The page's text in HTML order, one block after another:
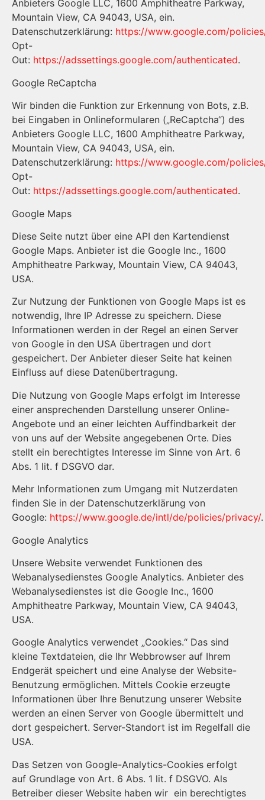
Anbieters Google LLC, 1600 Amphitheatre Parkway,
Mountain View, CA 94043, USA, ein.
Datenschutzerklärung: https://www.google.com/
Opt-
Out: https://adssettings.google.com/authenticated.
Google ReCaptcha
Wir binden die Funktion zur Erkennung von Bots, z.B.
bei Eingaben in Onlineformularen („ReCaptcha“) des
Anbieters Google LLC, 1600 Amphitheatre Parkway,
Mountain View, CA 94043, USA, ein.
Datenschutzerklärung: https://www.google.com/
Opt-
Out: https://adssettings.google.com/authenticated.
Google Maps
Diese Seite nutzt über eine API den Kartendienst
Google Maps. Anbieter ist die Google Inc., 1600
Amphitheatre Parkway, Mountain View, CA 94043,
USA.
Zur Nutzung der Funktionen von Google Maps ist es
notwendig, Ihre IP Adresse zu speichern. Diese
Informationen werden in der Regel an einen Server
von Google in den USA übertragen und dort
gespeichert. Der Anbieter dieser Seite hat keinen
Einfluss auf diese Datenübertragung.
Die Nutzung von Google Maps erfolgt im Interesse
einer ansprechenden Darstellung unserer Online-
Angebote und an einer leichten Auffindbarkeit der
von uns auf der Website angegebenen Orte. Dies
stellt ein berechtigtes Interesse im Sinne von Art. 6
Abs. 1 lit. f DSGVO dar.
Mehr Informationen zum Umgang mit Nutzerdaten
finden Sie in der Datenschutzerklärung von
Google: https://www.google.de/intl/de/policies/privacy/.
Google Analytics
Unsere Website verwendet Funktionen des
Webanalysedienstes Google Analytics. Anbieter des
Webanalysedienstes ist die Google Inc., 1600
Amphitheatre Parkway, Mountain View, CA 94043,
USA.
Google Analytics verwendet „Cookies.“ Das sind
kleine Textdateien, die Ihr Webbrowser auf Ihrem
Endgerät speichert und eine Analyse der Website-
Benutzung ermöglichen. Mittels Cookie erzeugte
Informationen über Ihre Benutzung unserer Website
werden an einen Server von Google übermittelt und
dort gespeichert. Server-Standort ist im Regelfall die
USA.
Das Setzen von Google-Analytics-Cookies erfolgt
auf Grundlage von Art. 6 Abs. 1 lit. f DSGVO. Als
Betreiber dieser Website haben wir ein berechtigtes